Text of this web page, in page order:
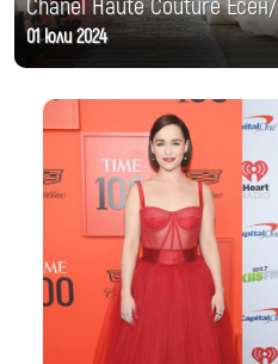
Chanel Haute Couture
01 юли 2024